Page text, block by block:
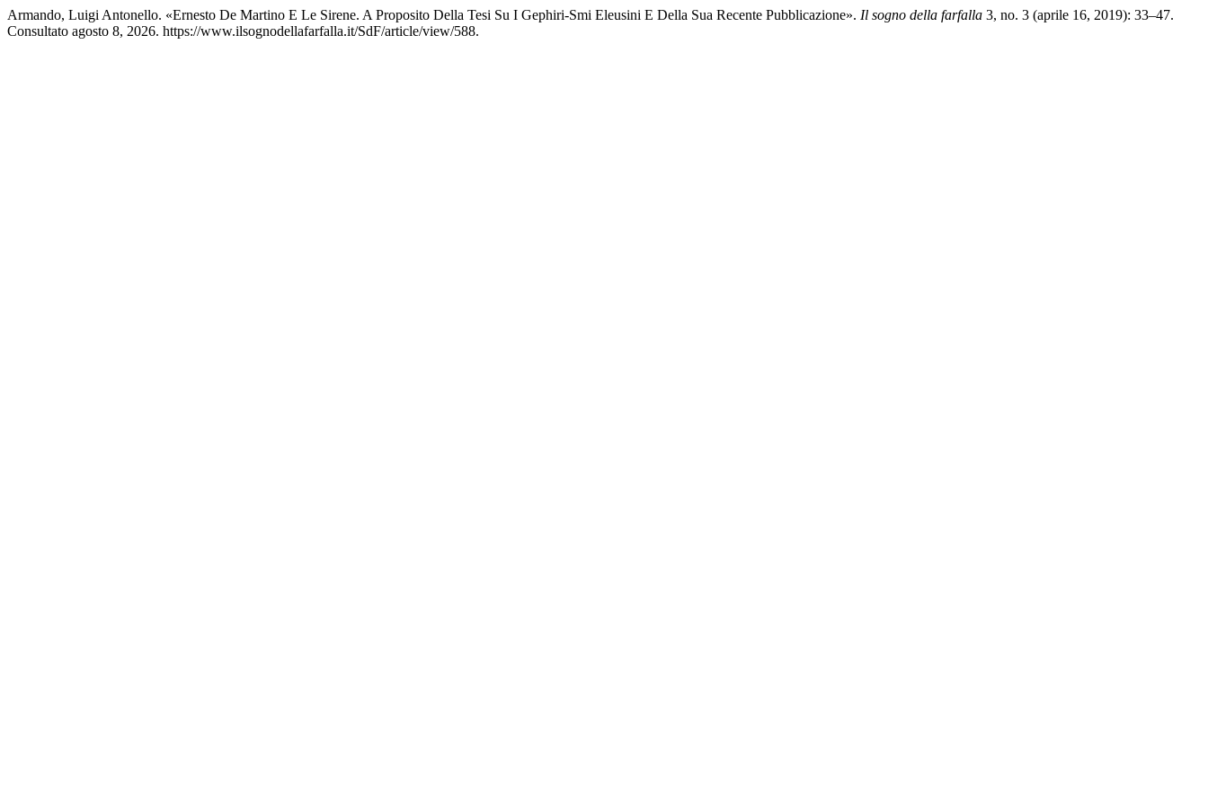
Armando, Luigi Antonello. «Ernesto De Martino E Le Sirene. A Proposito Della Tesi Su I Gephiri-Smi Eleusini E Della Sua Recente Pubblicazione». Il sogno della farfalla 3, no. 3 (aprile 16, 2019): 33–47.
Consultato agosto 8, 2026. https://www.ilsognodellafarfalla.it/SdF/article/view/588.